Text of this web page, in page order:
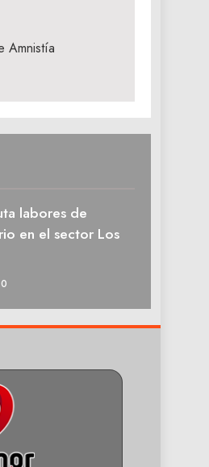
Amnistía
labores de
en el sector Los
0